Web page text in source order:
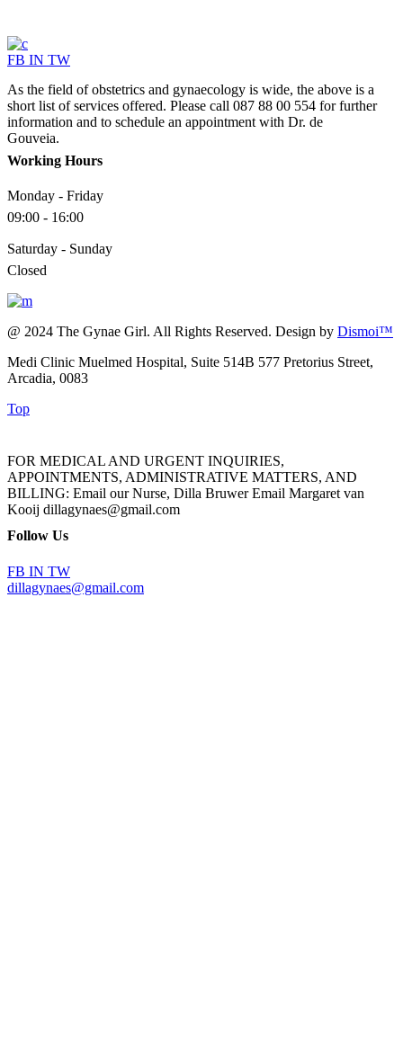
FB IN TW
As the field of obstetrics and gynaecology is wide, the above is a
short list of services offered. Please call 087 88 00 554 for further
information and to schedule an appointment with Dr. de
Gouveia.
Working Hours
Monday - Friday
09:00 - 16:00
Saturday - Sunday
Closed
@ 2024 The Gynae Girl. All Rights Reserved. Design by Dismoi™
Medi Clinic Muelmed Hospital, Suite 514B 577 Pretorius Street,
Arcadia, 0083
Top
FOR MEDICAL AND URGENT INQUIRIES,
APPOINTMENTS, ADMINISTRATIVE MATTERS, AND
BILLING: Email our Nurse, Dilla Bruwer Email Margaret van
Kooij dillagynaes@gmail.com
Follow Us
FB IN TW
dillagynaes@gmail.com